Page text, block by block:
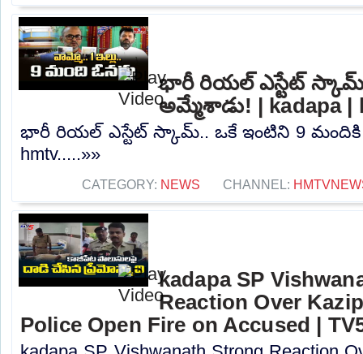
భారీ రియల్ ఎస్టేట్
అమ్మేశాడు! | kadapa |
భారీ రియల్ ఎస్టేట్ స్కామ్.. ఒకే ఇంటిని 9 మందికి
hmtv.....»»
CATEGORY: NEWS CHANNEL:
kadapa SP
Reaction Over
Police Open Fire on Accused |